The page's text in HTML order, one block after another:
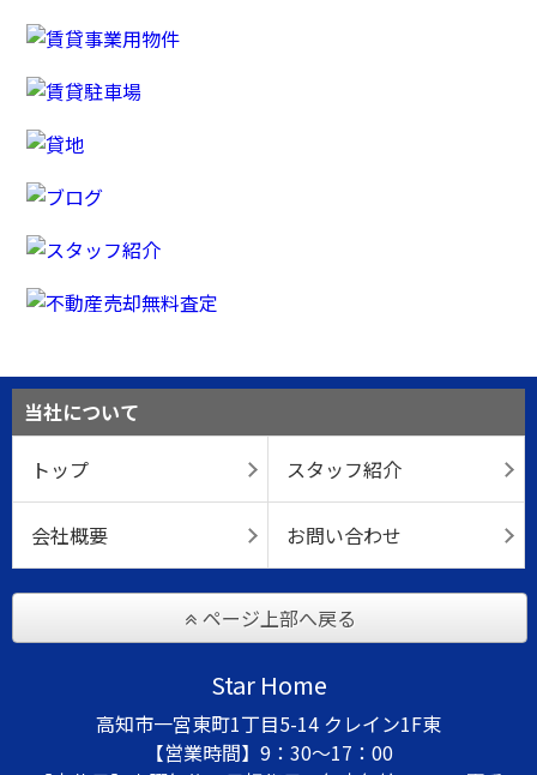
当社について
トップ
スタッフ紹介
会社概要 お問い合わせ
ページ上部へ戻る
Star Home
高知市一宮東町1丁目5-14 クレイン1F東
【営業時間】9：30～17：00